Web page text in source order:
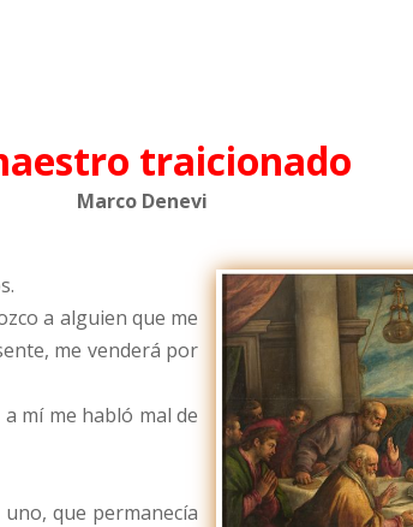
traicionado
Marco Denevi
a alguien que me
me venderá por
mí me habló mal de
que permanecía